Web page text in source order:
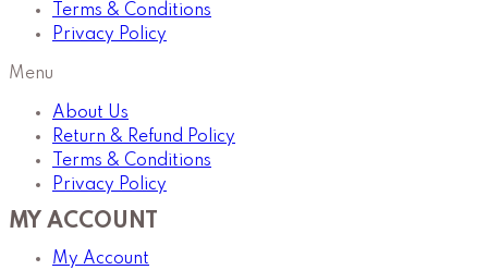
Terms & Conditions
Privacy Policy
Menu
About Us
Return & Refund Policy
Terms & Conditions
Privacy Policy
MY ACCOUNT
My Account